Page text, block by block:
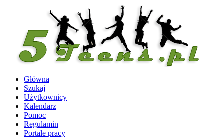
Główna
Szukaj
Użytkownicy
Kalendarz
Pomoc
Regulamin
Portale pracy